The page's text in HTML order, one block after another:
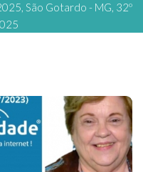
São Gotardo - MG, 32º